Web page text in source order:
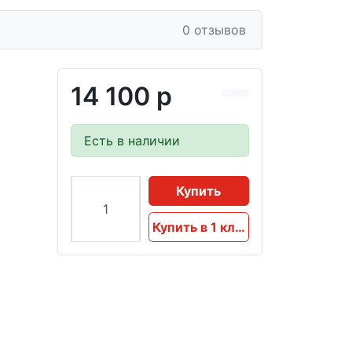
0 отзывов
14 100 р
Есть в наличии
Купить
Купить в 1 клик